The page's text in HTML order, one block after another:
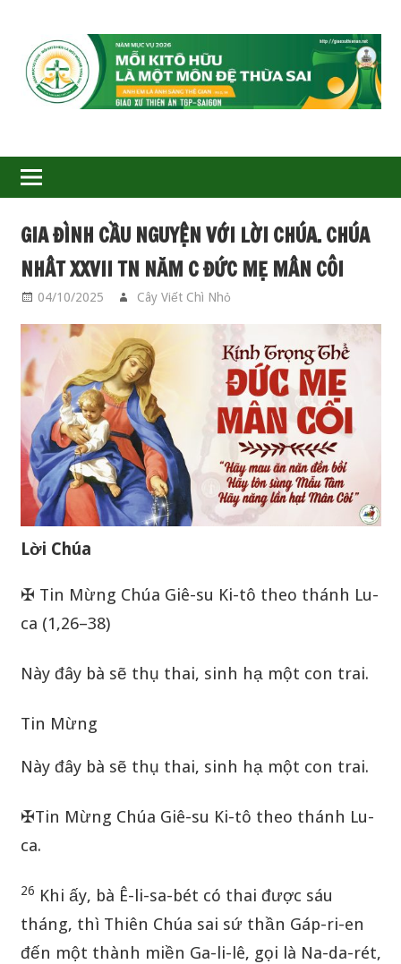
GIÁO
XỨ
THIÊN
ÂN-
TGP
SAIGON
GIA ĐÌNH CẦU NGUYỆN VỚI LỜI CHÚA. CHÚA
NHÂT XXVII TN NĂM C ĐỨC MẸ MÂN CÔI
04/10/2025 Cây Viết Chì Nhỏ
Lời Chúa
✠ Tin Mừng Chúa Giê-su Ki-tô theo thánh Lu-
ca (1,26–38)
Này đây bà sẽ thụ thai, sinh hạ một con trai.
Tin Mừng
Này đây bà sẽ thụ thai, sinh hạ một con trai.
✠Tin Mừng Chúa Giê-su Ki-tô theo thánh Lu-
ca.
26 Khi ấy, bà Ê-li-sa-bét có thai được sáu
tháng, thì Thiên Chúa sai sứ thần Gáp-ri-en
đến một thành miền Ga-li-lê, gọi là Na-da-rét,